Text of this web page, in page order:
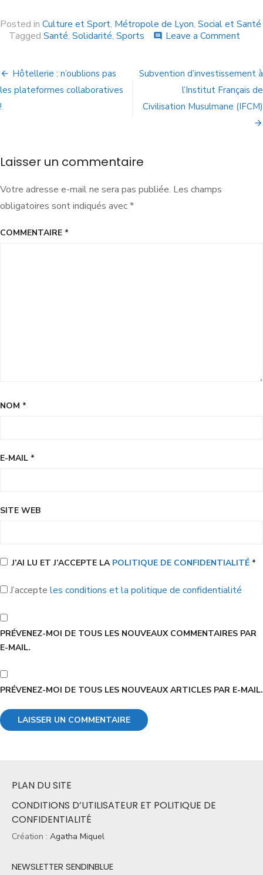
Posted in Culture et Sport, Métropole de Lyon, Social et Santé
Tagged Santé, Solidarité, Sports comment Leave a Comment
Hôtellerie : n’oublions pas
les plateformes collaboratives
!
Subvention d’investissement à
l’Institut Français de
Civilisation Musulmane (IFCM)
Laisser un commentaire
Votre adresse e-mail ne sera pas publiée. Les champs
obligatoires sont indiqués avec*
COMMENTAIRE *
NOM *
E-MAIL *
SITE WEB
J’AI LU ET J’ACCEPTE LA POLITIQUE DE CONFIDENTIALITÉ *
J’accepte les conditions et la politique de confidentialité
PRÉVENEZ-MOI DE TOUS LES NOUVEAUX COMMENTAIRES PAR
E-MAIL.
PRÉVENEZ-MOI DE TOUS LES NOUVEAUX ARTICLES PAR E-MAIL.
PLAN DU SITE
CONDITIONS D’UTILISATEUR ET POLITIQUE DE
CONFIDENTIALITÉ
Création : Agatha Miquel
NEWSLETTER SENDINBLUE